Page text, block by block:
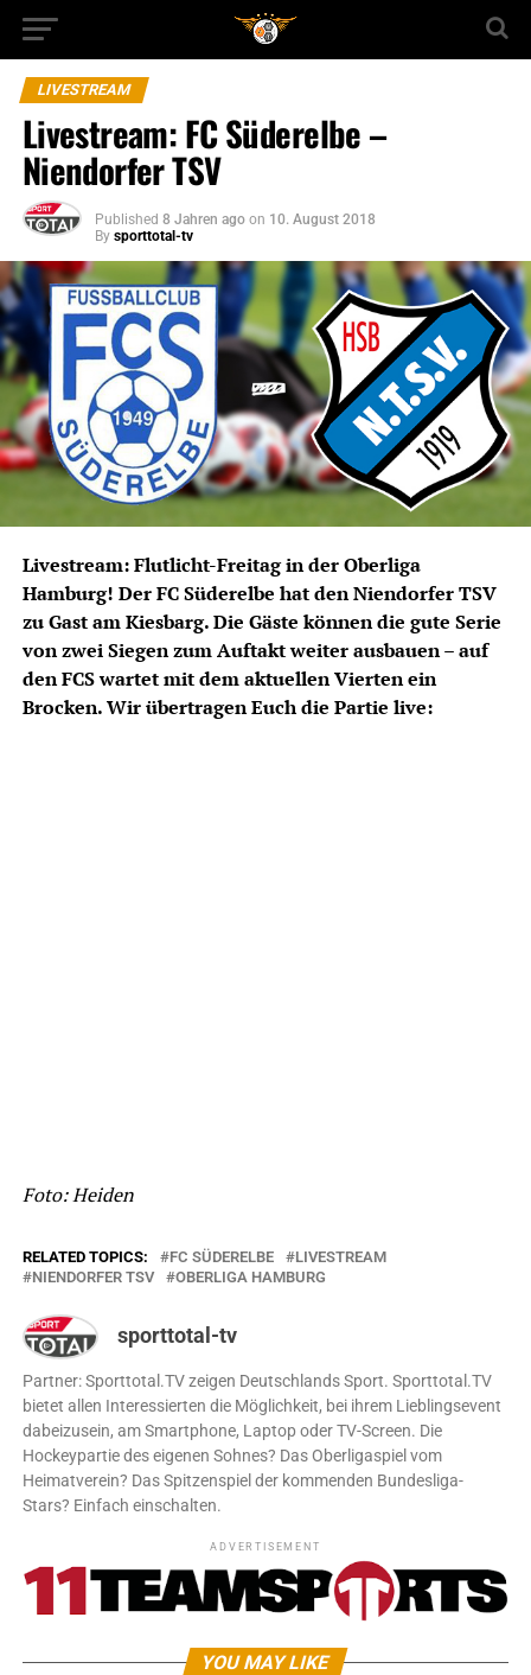
LIVESTREAM
Livestream: FC Süderelbe –
Niendorfer TSV
Published 8 Jahren ago on 10. August 2018
By sporttotal-tv
Livestream: Flutlicht-Freitag in der Oberliga
Hamburg! Der FC Süderelbe hat den Niendorfer TSV
zu Gast am Kiesbarg. Die Gäste können die gute Serie
von zwei Siegen zum Auftakt weiter ausbauen – auf
den FCS wartet mit dem aktuellen Vierten ein
Brocken. Wir übertragen Euch die Partie live:
Foto: Heiden
RELATED TOPICS: FC SÜDERELBE
LIVESTREAM
NIENDORFER TSV
OBERLIGA HAMBURG
sporttotal-tv
Partner: Sporttotal.TV zeigen Deutschlands Sport. Sporttotal.TV
bietet allen Interessierten die Möglichkeit, bei ihrem Lieblingsevent
dabeizusein, am Smartphone, Laptop oder TV-Screen. Die
Hockeypartie des eigenen Sohnes? Das Oberligaspiel vom
Heimatverein? Das Spitzenspiel der kommenden Bundesliga-
Stars? Einfach einschalten.
ADVERTISEMENT
YOU MAY LIKE